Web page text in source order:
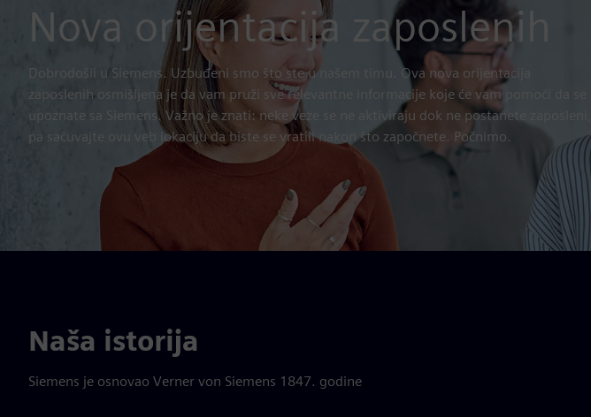
Nova orijentacija zaposlenih
Dobrodošli u Siemens. Uzbuđeni smo što ste u našem timu. Ova nova orijentacija
zaposlenih osmišljena je da vam pruži sve relevantne informacije koje će vam pomoći da se
upoznate sa Siemens. Važno je znati: neke veze se ne aktiviraju dok ne postanete zaposleni,
pa sačuvajte ovu veb lokaciju da biste se vratili nakon što započnete. Počnimo.
Naša istorija
Siemens je osnovao Verner von Siemens 1847. godine